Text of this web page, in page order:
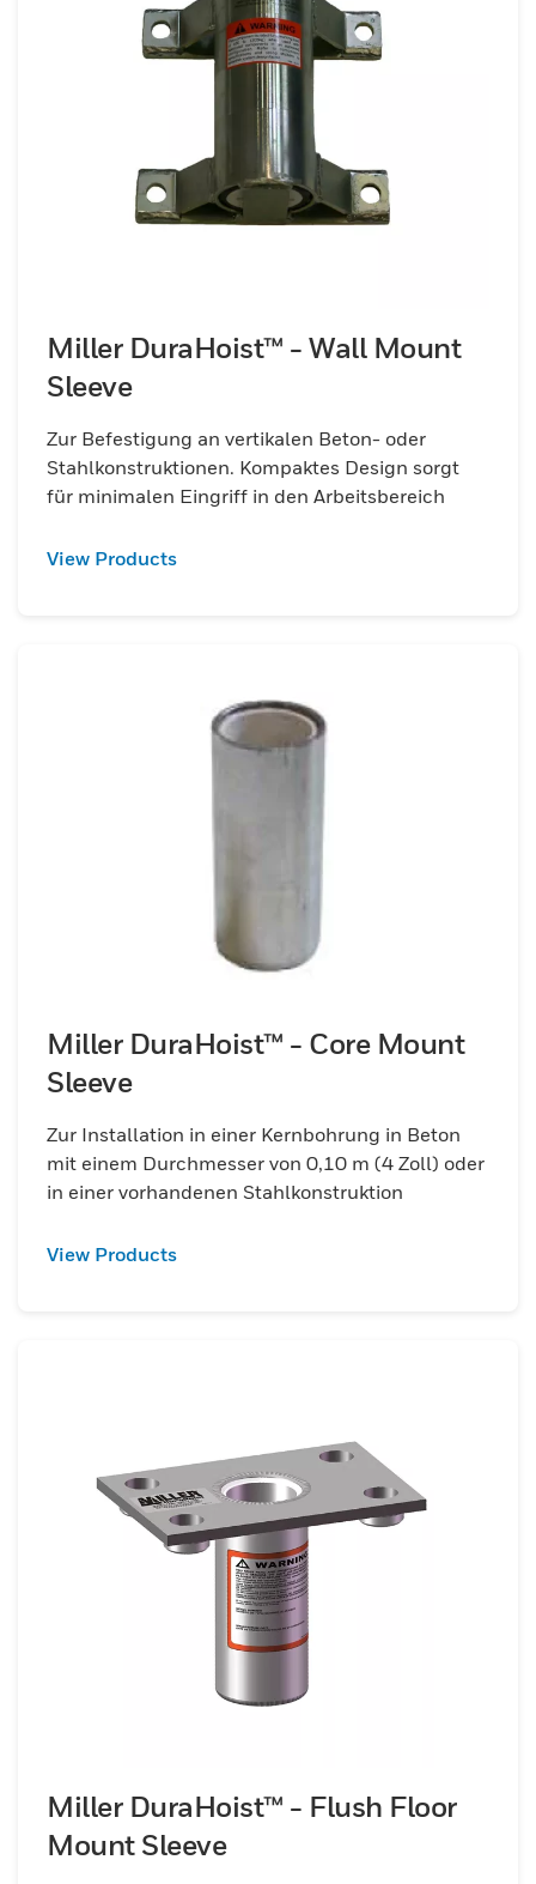
Miller DuraHoist™ - Wall Mount
Sleeve
Zur Befestigung an vertikalen Beton- oder
Stahlkonstruktionen. Kompaktes Design sorgt
für minimalen Eingriff in den Arbeitsbereich
View Products
Miller DuraHoist™ - Core Mount
Sleeve
Zur Installation in einer Kernbohrung in Beton
mit einem Durchmesser von 0,10 m (4 Zoll) oder
in einer vorhandenen Stahlkonstruktion
View Products
Miller DuraHoist™ - Flush Floor
Mount Sleeve